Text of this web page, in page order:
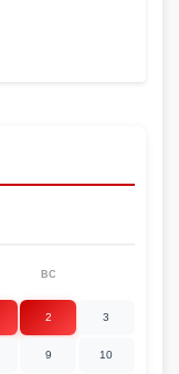
ВС
2 3
9 10